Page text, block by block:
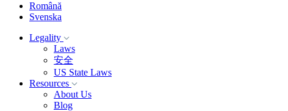
Română
Svenska
Legality
Laws
安全
US State Laws
Resources
About Us
Blog